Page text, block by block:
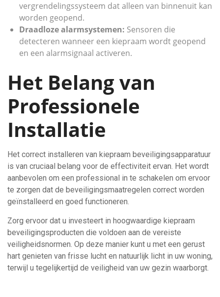
vergrendelingssysteem dat alleen van binnenuit kan
worden geopend.
Draadloze alarmsystemen: Sensoren die
detecteren wanneer een kiepraam wordt geopend
en een alarmsignaal activeren.
Het Belang van
Professionele
Installatie
Het correct installeren van kiepraam beveiligingsapparatuur
is van cruciaal belang voor de effectiviteit ervan. Het wordt
aanbevolen om een professional in te schakelen om ervoor
te zorgen dat de beveiligingsmaatregelen correct worden
geïnstalleerd en goed functioneren.
Zorg ervoor dat u investeert in hoogwaardige kiepraam
beveiligingsproducten die voldoen aan de vereiste
veiligheidsnormen. Op deze manier kunt u met een gerust
hart genieten van frisse lucht en natuurlijk licht in uw woning,
terwijl u tegelijkertijd de veiligheid van uw gezin waarborgt.